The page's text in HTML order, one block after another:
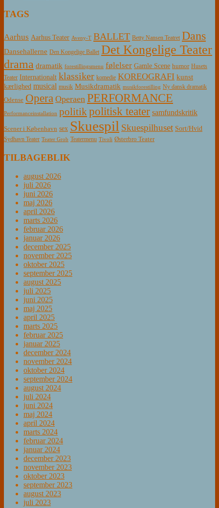
TAGS
Aarhus Aarhus Teater Aveny-T BALLET Betty Nansen Teatret Dans
Dansehallerne Den Kongelige Ballet Det Kongelige Teater
drama dramatik forestillingsmenu følelser Gamle Scene humor Husets
Teater Internationalt klassiker komedie KOREOGRAFI kunst
kærlighed musical musik Musikdramatik musikforestilling Ny dansk dramatik
Odense Opera Operaen PERFORMANCE
Performanceinstallation politikpolitisk teater samfundskritik
Scener i København sex Skuespil Skuespilhuset Sort/Hvid
Sydhavn Teater Teater Grob Teatermenu Tivoli Østerbro Teater
TILBAGEBLIK
august 2026
juli 2026
juni 2026
maj 2026
april 2026
marts 2026
februar 2026
januar 2026
december 2025
november 2025
oktober 2025
september 2025
august 2025
juli 2025
juni 2025
maj 2025
april 2025
marts 2025
februar 2025
januar 2025
december 2024
november 2024
oktober 2024
september 2024
august 2024
juli 2024
juni 2024
maj 2024
april 2024
marts 2024
februar 2024
januar 2024
december 2023
november 2023
oktober 2023
september 2023
august 2023
juli 2023